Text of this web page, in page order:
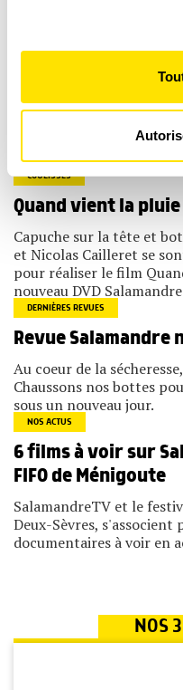
personnelles et définir
déclaration sur les
Les cookies nous
et les annonces, d'offrir
médias sociaux et
notre site avec nos
publicité et d'analyse,
avec d'autres
ou qu'ils ont collectées
services.
DÉCOUVRIR
Poursuivez
COULISSES
Quand vient la
Capuche sur la tête et
et Nicolas Cailleret se
pour réaliser le film
nouveau DVD
DERNIÈRES REVUES
Revue Salamandre
Au coeur de la
Chaussons nos bottes
sous un nouveau jour.
NOS ACTUS
6 films à voir sur
FIFO de Ménigoute
SalamandreTV et le
Deux-Sèvres,
documentaires à voir en
NOS